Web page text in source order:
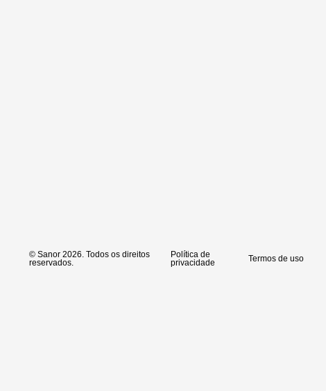
© Sanor 2026. Todos os direitos
reservados.
Política de
privacidade
Termos de uso